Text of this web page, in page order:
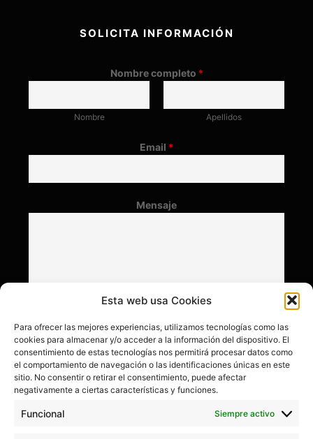
Esta web usa Cookies
Para ofrecer las mejores experiencias, utilizamos tecnologías como las
cookies para almacenar y/o acceder a la información del dispositivo. El
consentimiento de estas tecnologías nos permitirá procesar datos como
el comportamiento de navegación o las identificaciones únicas en este
sitio. No consentir o retirar el consentimiento, puede afectar
negativamente a ciertas características y funciones.
Funcional Siempre activo
SOLICITA INFORMACIÓN
Nombre completo *
Nombre Apellidos
Email *
Mensaje